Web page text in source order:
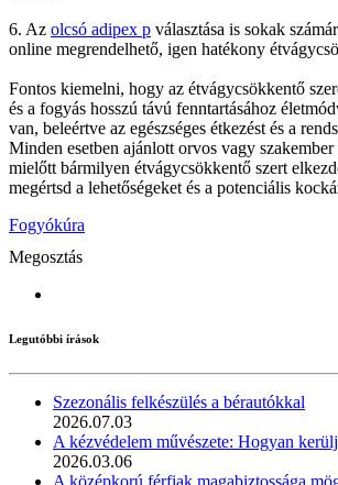
6. Az olcsó adipex p választása is sokak
online megrendelhető, igen hatékony
Fontos kiemelni, hogy az étvágycsökkentő
és a fogyás hosszú távú fenntartásához
van, beleértve az egészséges étkezést és a
Minden esetben ajánlott orvos vagy szakember
mielőtt bármilyen étvágycsökkentő szert
megértsd a lehetőségeket és a potenciális
Fogyókúra
Megosztás
Legutóbbi írások
Szezonális felkészülés a bérautókkal
2026.07.03
A kézvédelem művészete: Hogyan
2026.03.06
A középkorú férfiak magabiztossága